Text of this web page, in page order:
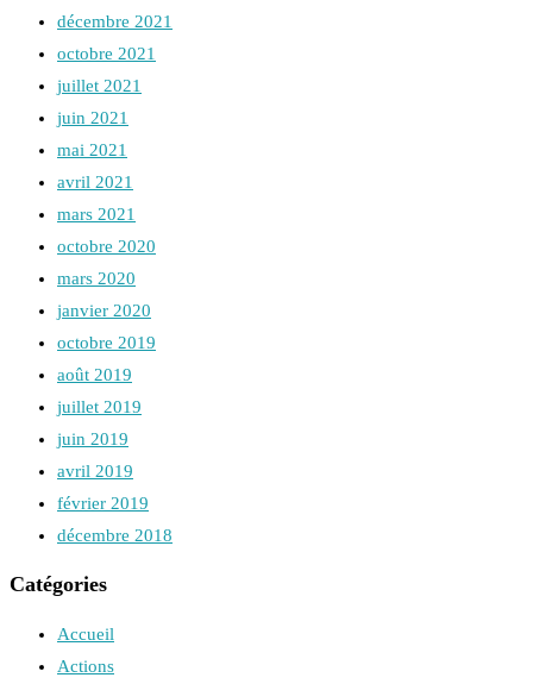
décembre 2021
octobre 2021
juillet 2021
juin 2021
mai 2021
avril 2021
mars 2021
octobre 2020
mars 2020
janvier 2020
octobre 2019
août 2019
juillet 2019
juin 2019
avril 2019
février 2019
décembre 2018
Catégories
Accueil
Actions